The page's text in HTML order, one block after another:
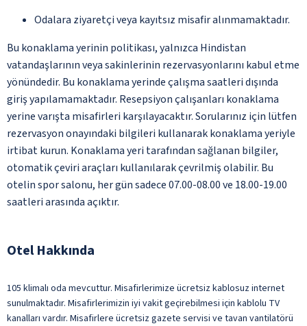
Odalara ziyaretçi veya kayıtsız misafir alınmamaktadır.
Bu konaklama yerinin politikası, yalnızca Hindistan
vatandaşlarının veya sakinlerinin rezervasyonlarını kabul etme
yönündedir. Bu konaklama yerinde çalışma saatleri dışında
giriş yapılamamaktadır. Resepsiyon çalışanları konaklama
yerine varışta misafirleri karşılayacaktır. Sorularınız için lütfen
rezervasyon onayındaki bilgileri kullanarak konaklama yeriyle
irtibat kurun. Konaklama yeri tarafından sağlanan bilgiler,
otomatik çeviri araçları kullanılarak çevrilmiş olabilir. Bu
otelin spor salonu, her gün sadece 07.00-08.00 ve 18.00-19.00
saatleri arasında açıktır.
Otel Hakkında
105 klimalı oda mevcuttur. Misafirlerimize ücretsiz kablosuz internet
sunulmaktadır. Misafirlerimizin iyi vakit geçirebilmesi için kablolu TV
kanalları vardır. Misafirlere ücretsiz gazete servisi ve tavan vantilatörü